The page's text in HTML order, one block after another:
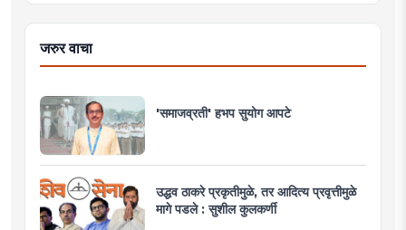
जरुर वाचा
'समाजव्रती' हभप सुयोग आपटे
उद्धव ठाकरे प्रकृतीमुळे, तर आदित्य प्रवृत्तीमुळे
मागे पडले : सुशील कुलकर्णी